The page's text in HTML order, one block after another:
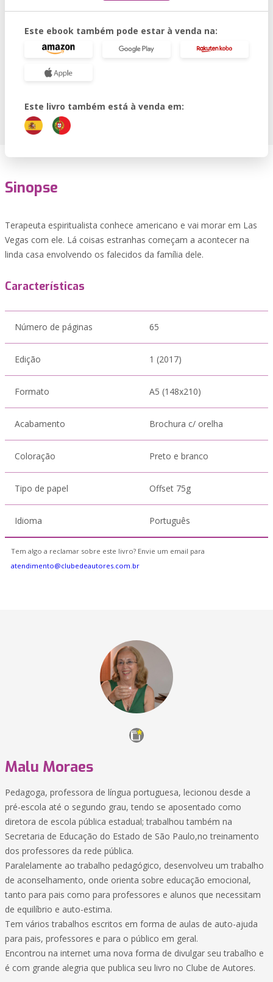
Este ebook também pode estar à venda na:
Este livro também está à venda em:
Sinopse
Terapeuta espiritualista conhece americano e vai morar em Las
Vegas com ele. Lá coisas estranhas começam a acontecer na
linda casa envolvendo os falecidos da família dele.
Características
Número de páginas 65
Edição 1 (2017)
Formato A5 (148x210)
Acabamento Brochura c/ orelha
Coloração Preto e branco
Tipo de papel Offset 75g
Idioma Português
Tem algo a reclamar sobre este livro? Envie um email para
atendimento@clubedeautores.com.br
Malu Moraes
Pedagoga, professora de língua portuguesa, lecionou desde a
pré-escola até o segundo grau, tendo se aposentado como
diretora de escola pública estadual; trabalhou também na
Secretaria de Educação do Estado de São Paulo,no treinamento
dos professores da rede pública.
Paralelamente ao trabalho pedagógico, desenvolveu um trabalho
de aconselhamento, onde orienta sobre educação emocional,
tanto para pais como para professores e alunos que necessitam
de equilíbrio e auto-estima.
Tem vários trabalhos escritos em forma de aulas de auto-ajuda
para pais, professores e para o público em geral.
Encontrou na internet uma nova forma de divulgar seu trabalho e
é com grande alegria que publica seu livro no Clube de Autores.